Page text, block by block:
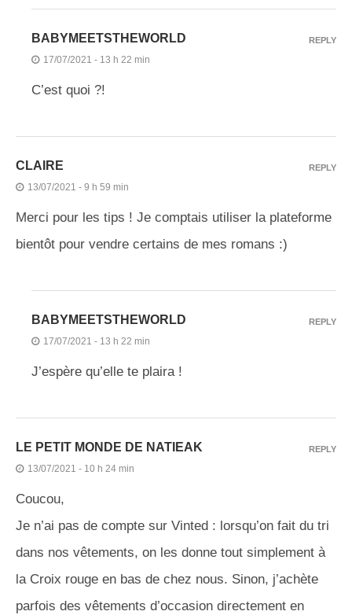
BABYMEETSTHEWORLD
17/07/2021 - 13 h 22 min
C’est quoi ?!
REPLY
CLAIRE
13/07/2021 - 9 h 59 min
Merci pour les tips ! Je comptais utiliser la plateforme
bientôt pour vendre certains de mes romans :)
REPLY
BABYMEETSTHEWORLD
17/07/2021 - 13 h 22 min
J’espère qu’elle te plaira !
REPLY
LE PETIT MONDE DE NATIEAK
13/07/2021 - 10 h 24 min
Coucou,
Je n’ai pas de compte sur Vinted : lorsqu’on fait du tri
dans nos vêtements, on les donne tout simplement à
la Croix rouge en bas de chez nous. Sinon, j’achète
parfois des vêtements d’occasion directement en
REPLY